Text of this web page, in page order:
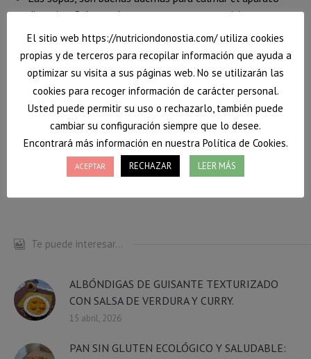
digestivo. Sobre todo en personas con gastritis o
indigestión.
Facebook
Twitter
WhatsApp
nutrición donostia nutrición oncológica
Nutricionista en San Sebastián recetas con guisantes
recetas fáciles recetas invierno recetas saludables
sopas invierno sopas nutritivas
Te puede interesar...
ALBÓNDIGAS DE GUISANTE TEXTURIZADO
CON SALSA DE VERDURA Y CURRY.
15 abril, 2026
PAN SIN GLUTEN ECOLÓGICO Y SALUDABLE:
El sitio web https://nutriciondonostia.com/ utiliza cookies
propias y de terceros para recopilar información que ayuda a
optimizar su visita a sus páginas web. No se utilizarán las
cookies para recoger información de carácter personal.
Usted puede permitir su uso o rechazarlo, también puede
cambiar su configuración siempre que lo desee.
Encontrará más información en nuestra Política de Cookies.
ACEPTAR RECHAZAR LEER MÁS